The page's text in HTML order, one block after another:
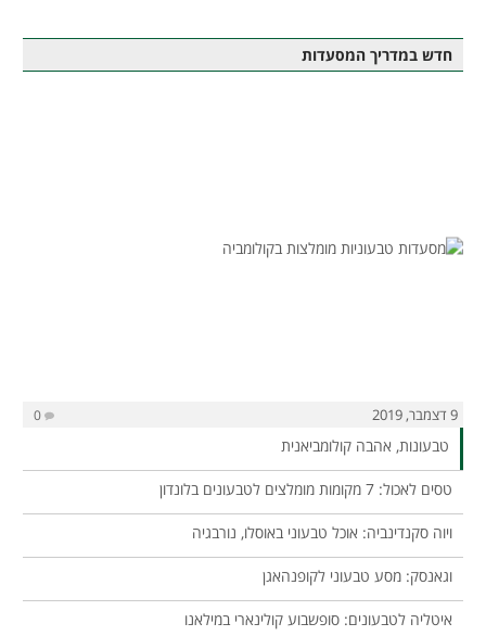
חדש במדריך המסעדות
9 דצמבר, 2019 0
טבעונות, אהבה קולומביאנית
טסים לאכול: 7 מקומות מומלצים לטבעונים בלונדון
ויוה סקנדינביה: אוכל טבעוני באוסלו, נורבגיה
וגאנסק: מסע טבעוני לקופנהאגן
איטליה לטבעונים: סופשבוע קולינארי במילאנו